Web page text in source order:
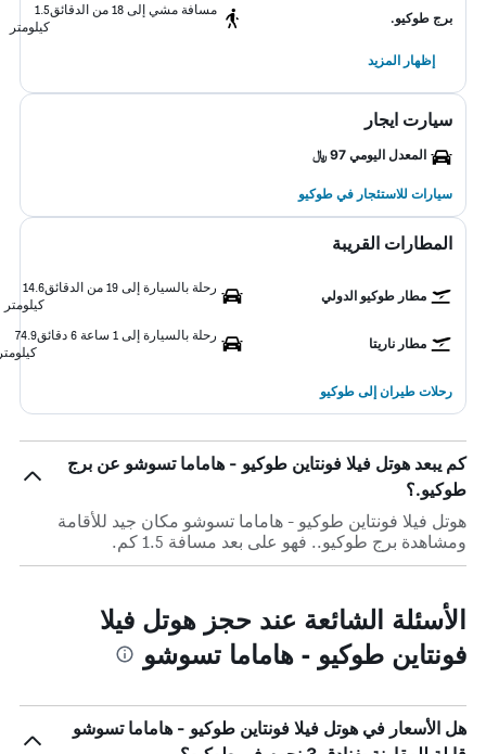
برج طوكيو.
مسافة مشي إلى 18 من الدقائق
1.5
كيلومتر
إظهار المزيد
سيارت ايجار
المعدل اليومي 97 ﷼
سيارات للاستئجار في طوكيو
المطارات القريبة
مطار طوكيو الدولي
رحلة بالسيارة إلى 19 من الدقائق
14.6
كيلومتر
مطار ناريتا
رحلة بالسيارة إلى 1 ساعة 6 دقائق
74.9
رحلات طيران إلى طوكيو
كم يبعد هوتل فيلا فونتاين طوكيو - هاماما تسوشو عن برج
طوكيو.؟
هوتل فيلا فونتاين طوكيو - هاماما تسوشو مكان جيد للأقامة
ومشاهدة برج طوكيو.. فهو على بعد مسافة 1.5 كم.
الأسئلة الشائعة عند حجز هوتل فيلا
فونتاين طوكيو - هاماما تسوشو
هل الأسعار في هوتل فيلا فونتاين طوكيو - هاماما تسوشو